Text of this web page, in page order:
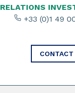
RELATIONS
+33 (0)1 49
CONTACT